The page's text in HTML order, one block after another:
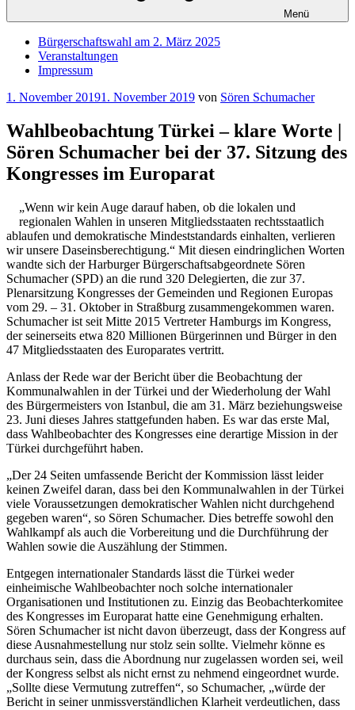
Menü
Bürgerschaftswahl am 2. März 2025
Veranstaltungen
Impressum
Veröffentlicht
1. November 20191. November 2019 von Sören Schumacher
Wahlbeobachtung Türkei – klare Worte |
Sören Schumacher bei der 37. Sitzung des
Kongresses im Europarat
„Wenn wir kein Auge darauf haben, ob die lokalen und
regionalen Wahlen in unseren Mitgliedsstaaten rechtsstaatlich
ablaufen und demokratische Mindeststandards einhalten, verlieren
wir unsere Daseinsberechtigung.“ Mit diesen eindringlichen Worten
wandte sich der Harburger Bürgerschaftsabgeordnete Sören
Schumacher (SPD) an die rund 320 Delegierten, die zur 37.
Plenarsitzung Kongresses der Gemeinden und Regionen Europas
vom 29. – 31. Oktober in Straßburg zusammengekommen waren.
Schumacher ist seit Mitte 2015 Vertreter Hamburgs im Kongress,
der seinerseits etwa 820 Millionen Bürgerinnen und Bürger in den
47 Mitgliedsstaaten des Europarates vertritt.
Anlass der Rede war der Bericht über die Beobachtung der
Kommunalwahlen in der Türkei und der Wiederholung der Wahl
des Bürgermeisters von Istanbul, die am 31. März beziehungsweise
23. Juni dieses Jahres stattgefunden haben. Es war das erste Mal,
dass Wahlbeobachter des Kongresses eine derartige Mission in der
Türkei durchgeführt haben.
„Der 24 Seiten umfassende Bericht der Kommission lässt leider
keinen Zweifel daran, dass bei den Kommunalwahlen in der Türkei
viele Voraussetzungen demokratischer Wahlen nicht durchgehend
gegeben waren“, so Sören Schumacher. Dies betreffe sowohl den
Wahlkampf als auch die Vorbereitung und die Durchführung der
Wahlen sowie die Auszählung der Stimmen.
Entgegen internationaler Standards lässt die Türkei weder
einheimische Wahlbeobachter noch solche internationaler
Organisationen und Institutionen zu. Einzig das Beobachterkomitee
des Kongresses im Europarat hatte eine Genehmigung erhalten.
Sören Schumacher ist nicht davon überzeugt, dass der Kongress auf
diese Ausnahmestellung nur stolz sein sollte. Vielmehr könne es
durchaus sein, dass die Abordnung nur zugelassen worden sei, weil
der Kongress selbst als nicht ernst zu nehmend eingeordnet wurde.
„Sollte diese Vermutung zutreffen“, so Schumacher, „würde der
Bericht in seiner unmissverständlichen Klarheit verdeutlichen, dass